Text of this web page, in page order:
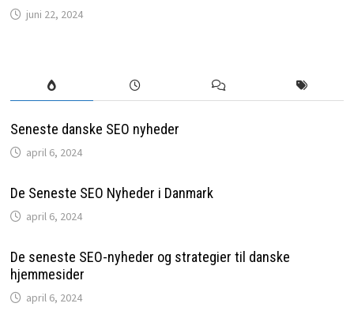
juni 22, 2024
Seneste danske SEO nyheder
april 6, 2024
De Seneste SEO Nyheder i Danmark
april 6, 2024
De seneste SEO-nyheder og strategier til danske
hjemmesider
april 6, 2024